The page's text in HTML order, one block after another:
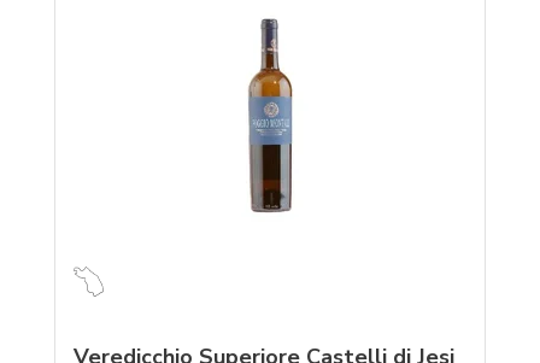
Veredicchio Superiore Castelli di Jesi